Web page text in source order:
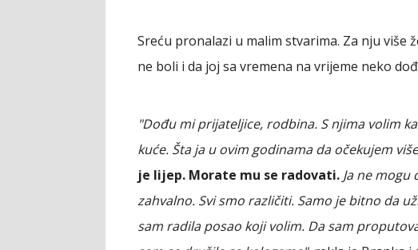
Sreću pronalazi u malim stvarima. Za nju više
ne boli i da joj sa vremena na vrijeme neko
"Dođu mi prijateljice, rodbina. S njima volim
kuće. Šta ja u ovim godinama da očekujem
je lijep. Morate mu se radovati. Ja ne mogu
zahvalno. Svi smo različiti. Samo je bitno da
sam radila posao koji volim. Da sam